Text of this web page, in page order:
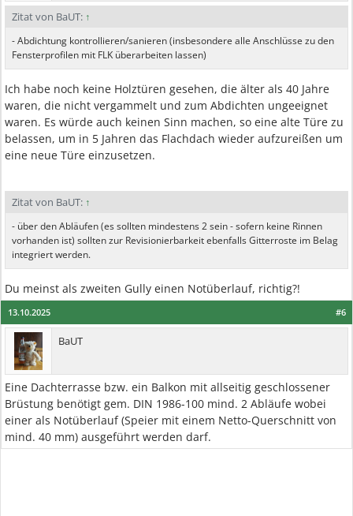
Zitat von BaUT: ↑
- Abdichtung kontrollieren/sanieren (insbesondere alle Anschlüsse zu den
Fensterprofilen mit FLK überarbeiten lassen)
Ich habe noch keine Holztüren gesehen, die älter als 40 Jahre
waren, die nicht vergammelt und zum Abdichten ungeeignet
waren. Es würde auch keinen Sinn machen, so eine alte Türe zu
belassen, um in 5 Jahren das Flachdach wieder aufzureißen um
eine neue Türe einzusetzen.
Zitat von BaUT: ↑
- über den Abläufen (es sollten mindestens 2 sein - sofern keine Rinnen
vorhanden ist) sollten zur Revisionierbarkeit ebenfalls Gitterroste im Belag
integriert werden.
Du meinst als zweiten Gully einen Notüberlauf, richtig?!
#6
13.10.2025
BaUT
Eine Dachterrasse bzw. ein Balkon mit allseitig geschlossener
Brüstung benötigt gem. DIN 1986-100 mind. 2 Abläufe wobei
einer als Notüberlauf (Speier mit einem Netto-Querschnitt von
mind. 40 mm) ausgeführt werden darf.